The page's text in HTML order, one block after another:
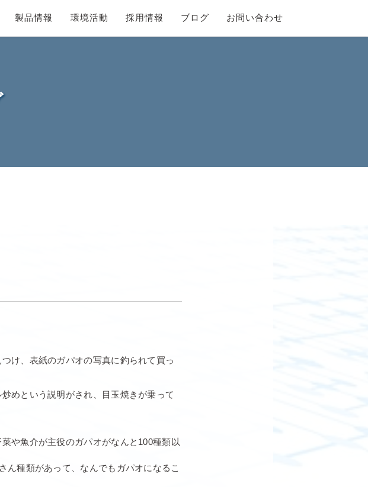
製品情報 環境活動 採用情報 ブログ お問い合わせ
け、表紙のガパオの写真に釣られて買っ
めという説明がされ、目玉焼きが乗って
や魚介が主役のガパオがなんと100種類以
ん種類があって、なんでもガパオになるこ